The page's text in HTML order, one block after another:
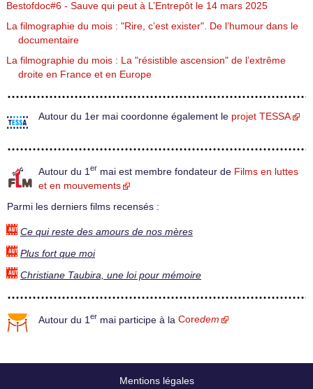
Bestofdoc#6 - Sauve qui peut à L’Entrepôt le 14 mars 2025
La filmographie du mois : "Rire, c’est exister". De l’humour dans le
documentaire
La filmographie du mois : La "résistible ascension" de l’extrême
droite en France et en Europe
Autour du 1er mai coordonne également le projet TESSA
Autour du 1 er mai est membre fondateur de Films en luttes
et en mouvements
Parmi les derniers films recensés :
Ce qui reste des amours de nos mères
Plus fort que moi
Christiane Taubira, une loi pour mémoire
Autour du 1 er mai participe à la Coredem
Mentions légales